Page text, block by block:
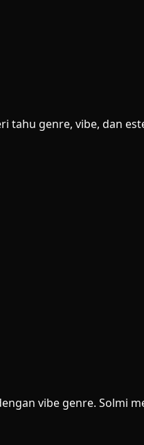
tahu genre, vibe, dan
vibe genre. Solmi